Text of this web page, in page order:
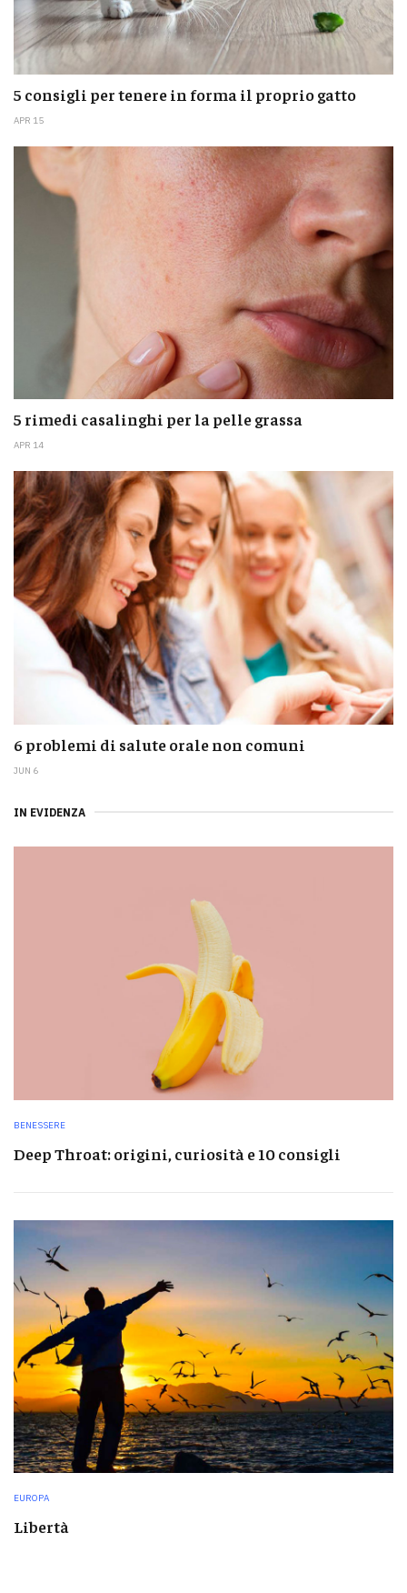
5 consigli per tenere in forma il proprio gatto
APR 15
5 rimedi casalinghi per la pelle grassa
APR 14
6 problemi di salute orale non comuni
JUN 6
IN EVIDENZA
BENESSERE
Deep Throat: origini, curiosità e 10 consigli
EUROPA
Libertà